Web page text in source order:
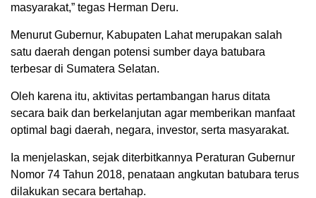
masyarakat,” tegas Herman Deru.
Menurut Gubernur, Kabupaten Lahat merupakan salah
satu daerah dengan potensi sumber daya batubara
terbesar di Sumatera Selatan.
Oleh karena itu, aktivitas pertambangan harus ditata
secara baik dan berkelanjutan agar memberikan manfaat
optimal bagi daerah, negara, investor, serta masyarakat.
Ia menjelaskan, sejak diterbitkannya Peraturan Gubernur
Nomor 74 Tahun 2018, penataan angkutan batubara terus
dilakukan secara bertahap.